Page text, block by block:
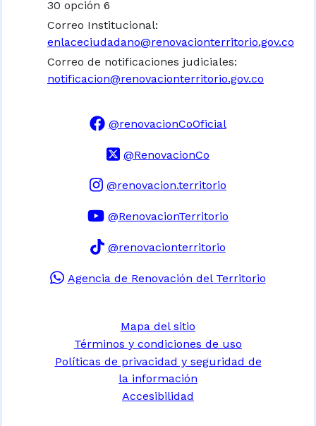
30 opción 6
Correo Institucional:
enlaceciudadano@renovacionterritorio.gov.co
Correo de notificaciones judiciales:
notificacion@renovacionterritorio.gov.co
@renovacionCoOficial
@RenovacionCo
@renovacion.territorio
@RenovacionTerritorio
@renovacionterritorio
Agencia de Renovación del Territorio
Mapa del sitio
Términos y condiciones de uso
Políticas de privacidad y seguridad de
la información
Accesibilidad